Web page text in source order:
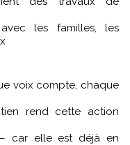
les familles, les
rend cette action
car elle est déjà en